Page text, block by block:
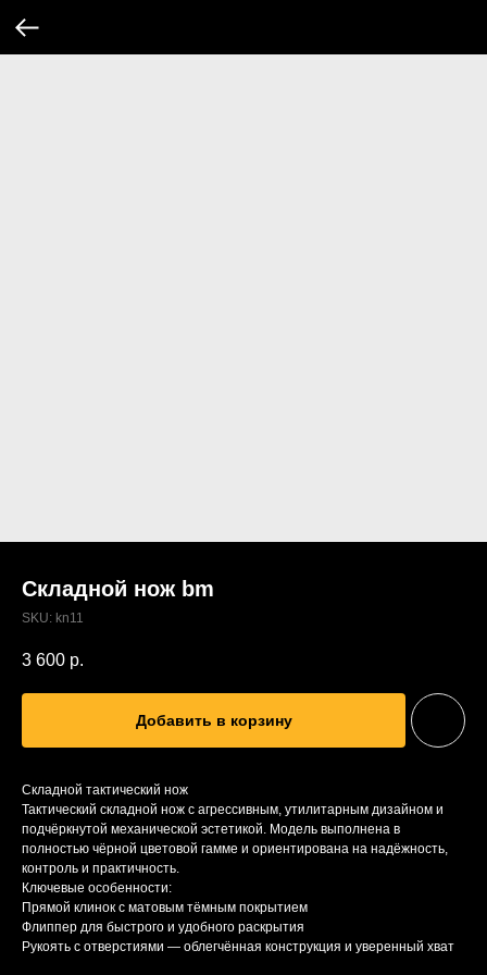
Складной нож bm
SKU: kn11
3 600 р.
Добавить в корзину
Складной тактический нож
Тактический складной нож с агрессивным, утилитарным дизайном и
подчёркнутой механической эстетикой. Модель выполнена в
полностью чёрной цветовой гамме и ориентирована на надёжность,
контроль и практичность.
Ключевые особенности:
Прямой клинок с матовым тёмным покрытием
Флиппер для быстрого и удобного раскрытия
Рукоять с отверстиями — облегчённая конструкция и уверенный хват